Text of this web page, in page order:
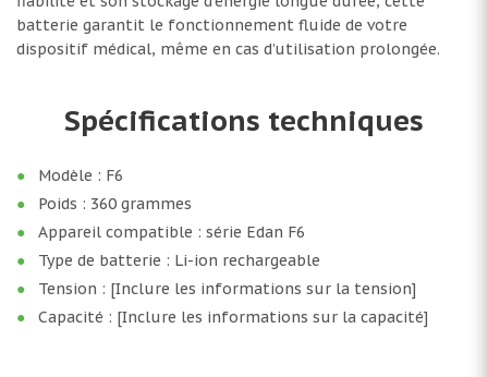
batterie garantit le fonctionnement fluide de votre
dispositif médical, même en cas d’utilisation prolongée.
Spécifications techniques
Modèle : F6
Poids : 360 grammes
Appareil compatible : série Edan F6
Type de batterie : Li-ion rechargeable
Tension : [Inclure les informations sur la tension]
Capacité : [Inclure les informations sur la capacité]